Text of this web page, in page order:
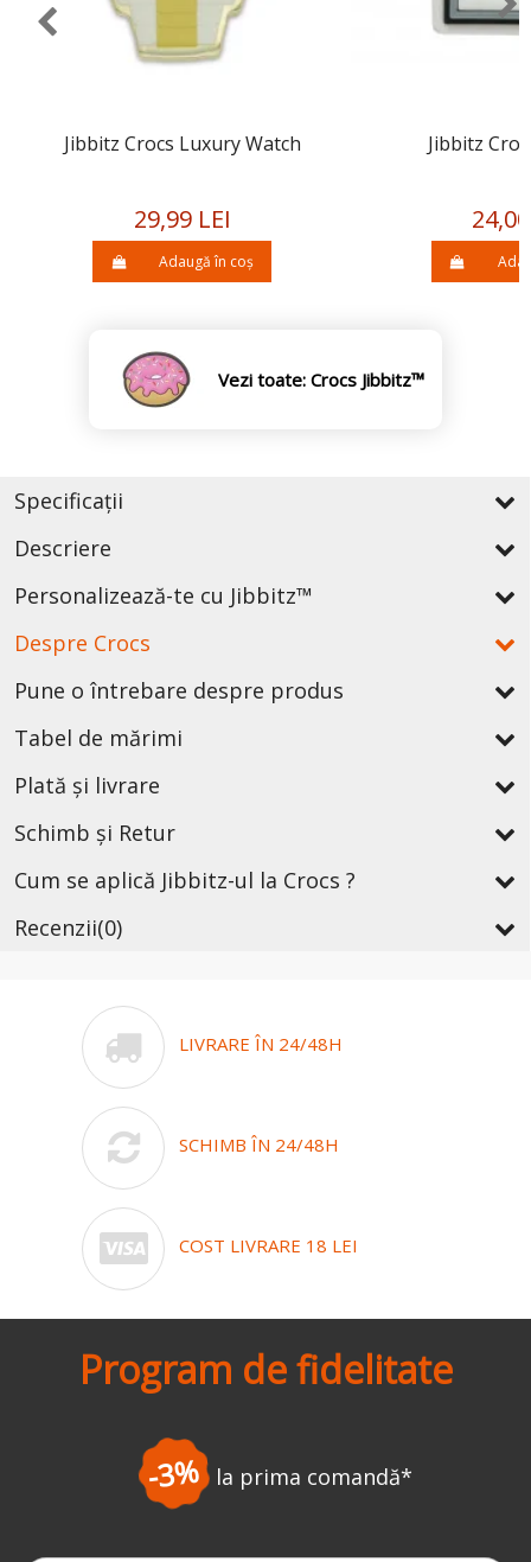
Jibbitz Crocs Luxury Watch
29,99 LEI
Adaugă în coș
Jibbitz
Vezi toate: Crocs Jibbitz™
Specificații
Descriere
Personalizează-te cu Jibbitz™
Despre Crocs
Pune o întrebare despre produs
Tabel de mărimi
Plată și livrare
Schimb și Retur
Cum se aplică Jibbitz-ul la Crocs ?
Recenzii(0)
LIVRARE ÎN 24/48H
SCHIMB ÎN 24/48H
COST LIVRARE 18 LEI
Program de fidelitate
-3% la prima comandă*